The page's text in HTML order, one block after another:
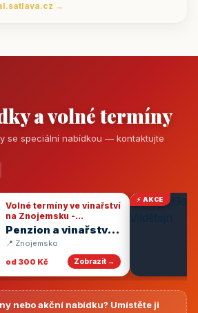
→
a volné termíny
se speciální nabídkou — kontaktujte
Volné termíny ve vinařství
na Znojemsku -
degustace vín
Penzion a vinařství
Dobrovolný
📍 Znojemsko
od 300 Kč
Zobrazit →
⚡ AKCE
nebo akční nabídku? Umístěte ji